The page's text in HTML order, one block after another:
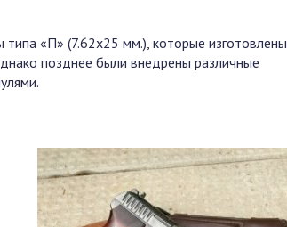
«П» (7.62х25 мм.), которые изготовлены
позднее были внедрены различные